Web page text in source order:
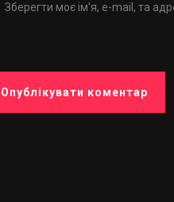
Зберегти моє ім'я, e-mail, та